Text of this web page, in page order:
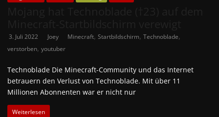
3. Juli 2022 Joey Minecraft, Startbildschirm, Technoblade,
verstorben, youtuber
Technoblade Die Minecraft-Community und das Internet
betrauern den Verlust von Technoblade. Mit über 11
Millionen Abonnenten war er nicht nur
Weiterlesen